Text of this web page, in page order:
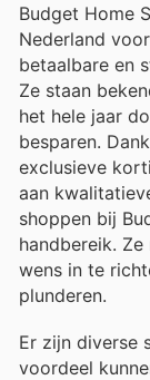
Budget Home
Nederland
betaalbare en
Ze staan
het hele jaar
besparen.
exclusieve
aan
shoppen bij
handbereik.
wens in te
plunderen.
Er zijn diverse
voordeel